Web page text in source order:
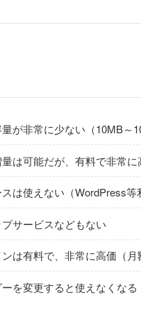
が非常に少ない（10MB～
は可能だが、有料で非常に
は使えない（WordPress
サービスなどもない
は有料で、非常に高価（月
を変更すると使えなくな